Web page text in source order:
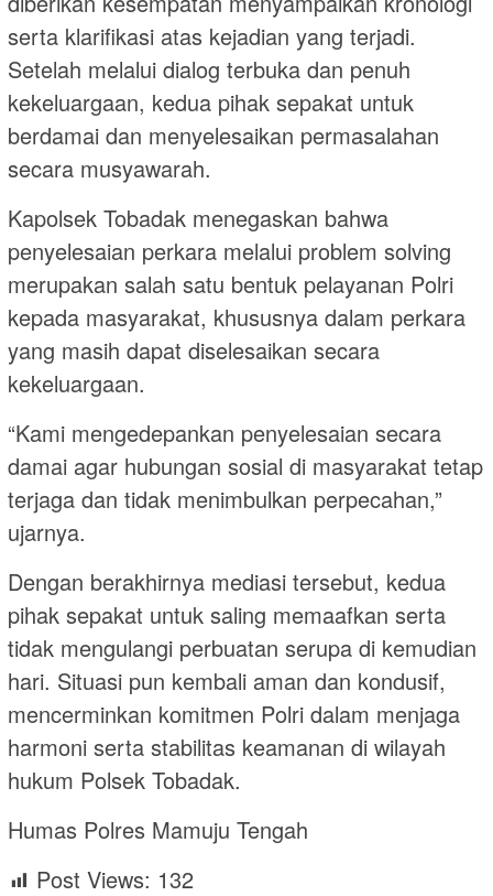
serta klarifikasi atas kejadian yang terjadi.
Setelah melalui dialog terbuka dan penuh
kekeluargaan, kedua pihak sepakat untuk
berdamai dan menyelesaikan permasalahan
secara musyawarah.
Kapolsek Tobadak menegaskan bahwa
penyelesaian perkara melalui problem solving
merupakan salah satu bentuk pelayanan Polri
kepada masyarakat, khususnya dalam perkara
yang masih dapat diselesaikan secara
kekeluargaan.
“Kami mengedepankan penyelesaian secara
damai agar hubungan sosial di masyarakat tetap
terjaga dan tidak menimbulkan perpecahan,”
ujarnya.
Dengan berakhirnya mediasi tersebut, kedua
pihak sepakat untuk saling memaafkan serta
tidak mengulangi perbuatan serupa di kemudian
hari. Situasi pun kembali aman dan kondusif,
mencerminkan komitmen Polri dalam menjaga
harmoni serta stabilitas keamanan di wilayah
hukum Polsek Tobadak.
Humas Polres Mamuju Tengah
Post Views: 132